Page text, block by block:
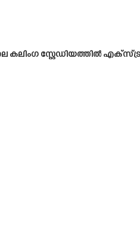
സ്റ്റേഡിയത്തിൽ